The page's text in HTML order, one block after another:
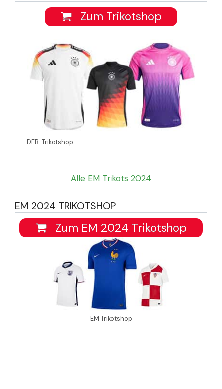
Zum Trikotshop
DFB-Trikotshop
Alle EM Trikots 2024
EM 2024 TRIKOTSHOP
Zum EM 2024 Trikotshop
EM Trikotshop